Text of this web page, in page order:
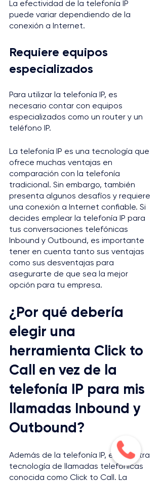
La efectividad de la telefonía IP
puede variar dependiendo de la
conexión a Internet.
Requiere equipos
especializados
Para utilizar la telefonía IP, es
necesario contar con equipos
especializados como un router y un
teléfono IP.
La telefonía IP es una tecnología que
ofrece muchas ventajas en
comparación con la telefonía
tradicional. Sin embargo, también
presenta algunos desafíos y requiere
una conexión a Internet confiable. Si
decides emplear la telefonía IP para
tus conversaciones telefónicas
Inbound y Outbound, es importante
tener en cuenta tanto sus ventajas
como sus desventajas para
asegurarte de que sea la mejor
opción para tu empresa.
¿Por qué debería
elegir una
herramienta Click to
Call en vez de la
telefonía IP para mis
llamadas Inbound y
Outbound?
Además de la telefonía IP, existe otra
tecnología de llamadas telefónicas
conocida como Click to Call. La